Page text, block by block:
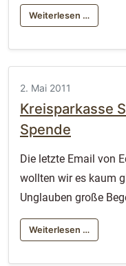
Weiterlesen …
2. Mai 2011
Kreisparkasse
Spende
Die letzte Email von
wollten wir es kaum
Unglauben große
Weiterlesen …